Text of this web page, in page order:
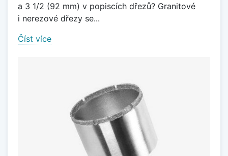
a 3 1/2 (92 mm) v popiscích dřezů? Granitové
i nerezové dřezy se...
Číst více